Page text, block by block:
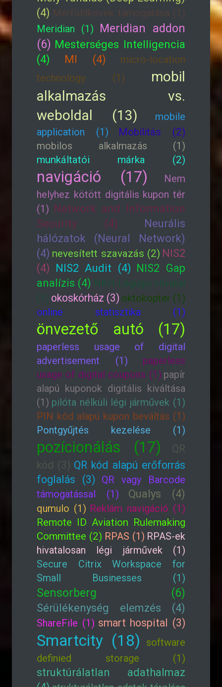
(4) Mérföldkövek támogatása (1)
Meridian (1)
Meridian addon
(6) Mesterséges Intelligencia
(4)
MI (4)
micro-location
technology (1)
mobil
alkalmazás vs.
weboldal (13)
mobile
application (1)
Mobilitás (2)
mobilos alkalmazás (1)
munkáltatói márka (2)
navigáció (17)
Nem
helyhez kötött digitális kupon tér
(1) Network and Information
Security (4)
Neurális
hálózatok (Neural Network)
(4) nevesített szavazás (2) NIS2
(4) NIS2 Audit (4) NIS2 Gap
analízis (4) NKH Légügyi Hivatal
(1) okoskórház (3) oktokopter (1)
online statisztika (1)
önvezető autó (17)
paperless usage of digital
advertisement (1)
paperless
usage of digital coupons (1) papír
alapú kuponok digitális kiváltása
(1) pilóta nélküli légi járművek (1)
PIN kód alapú kupon beváltás (1)
Pontgyűjtés kezelése (1)
pozícionálás (17)
QR
kód (3) QR kód alapú erőforrás
foglalás (3)
QR vagy Barcode
támogatással (1)
Qualys (4)
qumulo (1) Reklám navigáció (1)
Remote ID Aviation Rulemaking
Committee (2) RPAS (1) RPAS-ek
hivatalosan légi járművek (1)
Secure Citrix Workspace for
Small Businesses (1)
Sensorberg (6)
Sérülékenység elemzés (4)
ShareFile (1) smart hospital (3)
Smartcity (18)
software
definied storage (1)
struktúrálatlan adathalmaz